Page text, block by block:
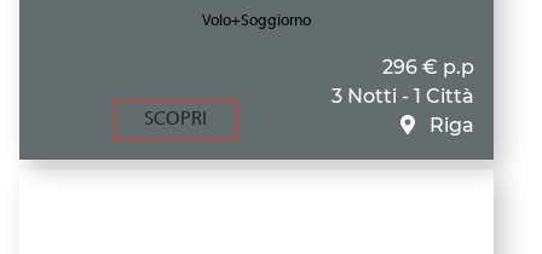
Volo+Soggiorno
SCOPRI
296 € p.p
3 Notti - 1 Città
Riga